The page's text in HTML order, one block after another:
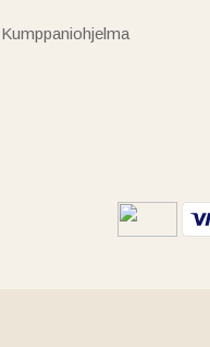
Kumppaniohjelma